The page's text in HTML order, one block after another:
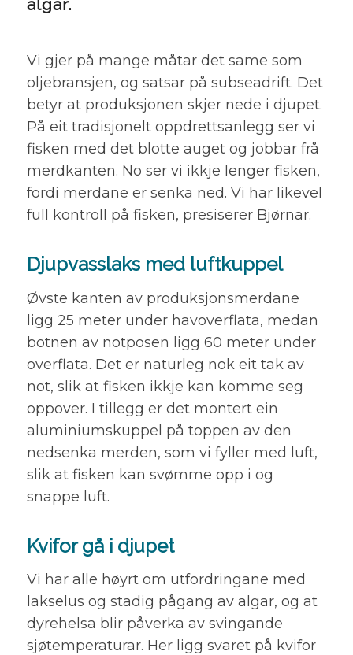
algar.
Vi gjer på mange måtar det same som
oljebransjen, og satsar på subseadrift. Det
betyr at produksjonen skjer nede i djupet.
På eit tradisjonelt oppdrettsanlegg ser vi
fisken med det blotte auget og jobbar frå
merdkanten. No ser vi ikkje lenger fisken,
fordi merdane er senka ned. Vi har likevel
full kontroll på fisken, presiserer Bjørnar.
Djupvasslaks med luftkuppel
Øvste kanten av produksjonsmerdane
ligg 25 meter under havoverflata, medan
botnen av notposen ligg 60 meter under
overflata. Det er naturleg nok eit tak av
not, slik at fisken ikkje kan komme seg
oppover. I tillegg er det montert ein
aluminiumskuppel på toppen av den
nedsenka merden, som vi fyller med luft,
slik at fisken kan svømme opp i og
snappe luft.
Kvifor gå i djupet
Vi har alle høyrt om utfordringane med
lakselus og stadig pågang av algar, og at
dyrehelsa blir påverka av svingande
sjøtemperaturar. Her ligg svaret på kvifor